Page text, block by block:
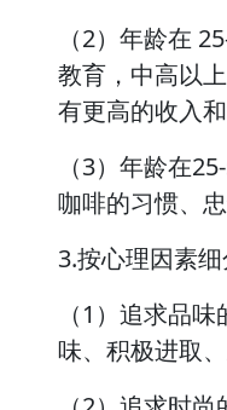
（2）年龄在
教育，中高以
有更高的收入和
（3）年龄在
咖啡的习惯、
3.按心理因素
（1）追求品
味、积极进取、